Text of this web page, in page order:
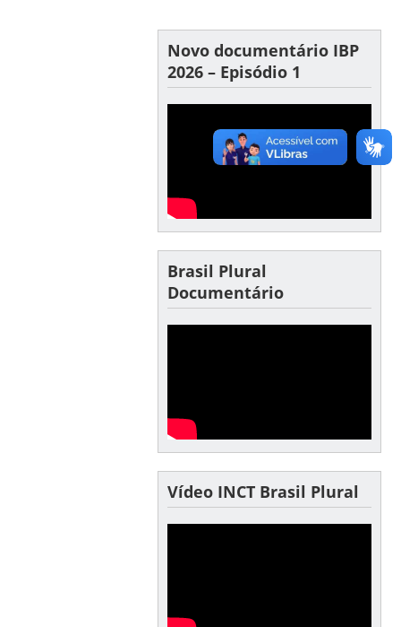
Novo documentário IBP
2026 – Episódio 1
Brasil Plural
Documentário
Vídeo INCT Brasil Plural